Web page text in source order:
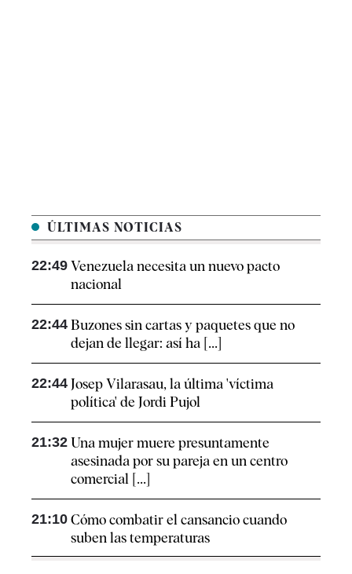
ÚLTIMAS NOTICIAS
22:49 Venezuela necesita un nuevo pacto
nacional
22:44 Buzones sin cartas y paquetes que no
dejan de llegar: así ha [...]
22:44 Josep Vilarasau, la última 'víctima
política' de Jordi Pujol
21:32 Una mujer muere presuntamente
asesinada por su pareja en un centro
comercial [...]
21:10 Cómo combatir el cansancio​ cuando
suben las temperaturas